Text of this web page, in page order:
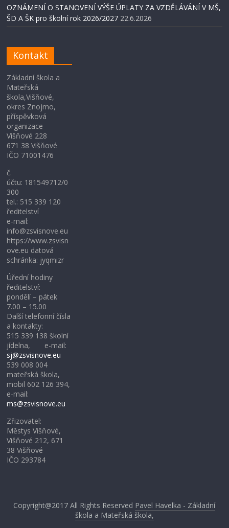
OZNÁMENÍ O STANOVENÍ VÝŠE ÚPLATY ZA VZDĚLÁVÁNÍ V MŠ,
ŠD A ŠK pro školní rok 2026/2027 22.6.2026
Kontakt
Základní škola a
Mateřská
škola,Višňové,
okres Znojmo,
příspěvková
organizace
Višňové 228
671 38 Višňové
IČO 71001476
č.
účtu: 181549712/0
300
tel.: 515 339 120
ředitelství
e-mail:
info@zsvisnove.eu
https://www.zsvisn
ove.eu datová
schránka: jyqmizr
Úřední hodiny
ředitelství:
pondělí – pátek
7.00 – 15.00
Další telefonní čísla
a kontakty:
515 339 138 školní
jídelna, e-mail:
sj@zsvisnove.eu
539 008 004
mateřská škola,
mobil 602 126 394,
e-mail:
ms@zsvisnove.eu
Zřizovatel:
Městys Višňové,
Višňové 212, 671
38 Višňové
IČO 293784
Copyright@2017All Rights Reserved Pavel Havelka - Základní
škola a Mateřská škola,